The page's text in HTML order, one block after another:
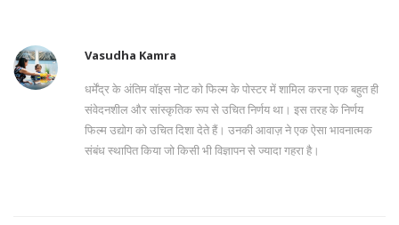
Vasudha Kamra
धर्मेंद्र के अंतिम वॉइस नोट को फिल्म के पोस्टर में शामिल करना एक बहुत ही
संवेदनशील और सांस्कृतिक रूप से उचित निर्णय था। इस तरह के निर्णय
फिल्म उद्योग को उचित दिशा देते हैं। उनकी आवाज़ ने एक ऐसा भावनात्मक
संबंध स्थापित किया जो किसी भी विज्ञापन से ज्यादा गहरा है।